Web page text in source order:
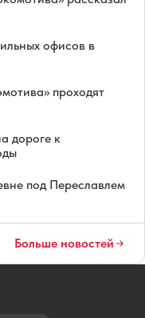
офисов в
проходят
дороге к
под Переславлем
Больше новостей